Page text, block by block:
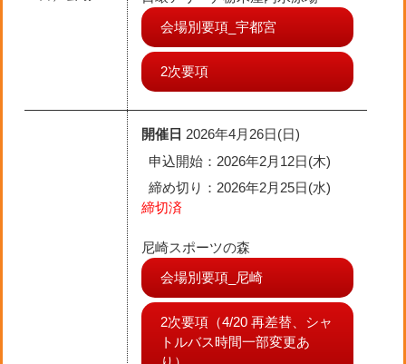
会場別要項_宇都宮
2次要項
開催日 2026年4月26日(日)
申込開始：2026年2月12日(木)
締め切り ：2026年2月25日(水)
締切済
尼崎スポーツの森
会場別要項_尼崎
2次要項（4/20 再差替、シャ
トルバス時間一部変更あ